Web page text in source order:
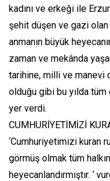
kadını ve erkeği ile
şehit düşen ve gazi olan
anmanın büyük
zaman ve mekânda
tarihine, milli ve manevi
olduğu gibi bu yılda
yer verdi.
CUMHURİYETİMİZİ
‘Cumhuriyetimizi kuran
görmüş olmak tüm
heyecanlandırmıştır. ‘